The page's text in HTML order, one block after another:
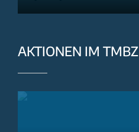
AKTIONEN IM TMBZ